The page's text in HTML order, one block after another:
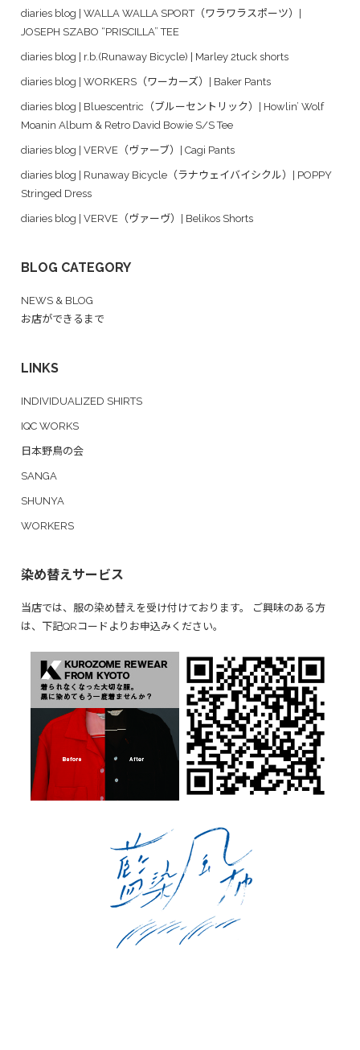
diaries blog | WALLA WALLA SPORT（ワラワラスポーツ）|
JOSEPH SZABO “PRISCILLA” TEE
diaries blog | r.b.(Runaway Bicycle) | Marley 2tuck shorts
diaries blog | WORKERS（ワーカーズ）| Baker Pants
diaries blog | Bluescentric（ブルーセントリック）| Howlin’ Wolf
Moanin Album & Retro David Bowie S/S Tee
diaries blog | VERVE（ヴァーブ）| Cagi Pants
diaries blog | Runaway Bicycle（ラナウェイバイシクル）| POPPY
Stringed Dress
diaries blog | VERVE（ヴァーヴ）| Belikos Shorts
BLOG CATEGORY
NEWS & BLOG
お店ができるまで
LINKS
INDIVIDUALIZED SHIRTS
IQC WORKS
日本野鳥の会
SANGA
SHUNYA
WORKERS
染め替えサービス
当店では、服の染め替えを受け付けております。 ご興味のある方
は、下記QRコードよりお申込みください。